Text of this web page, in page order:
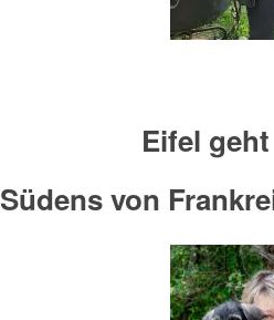
Eifel
Südens von